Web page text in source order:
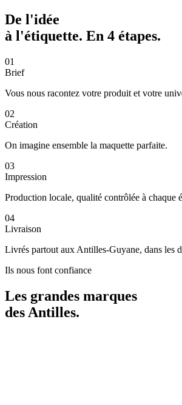
De l'idée
à l'étiquette. En 4 étapes.
01
Brief
Vous nous racontez votre produit et votre
02
Création
On imagine ensemble la maquette parfaite.
03
Impression
Production locale, qualité contrôlée à chaque
04
Livraison
Livrés partout aux Antilles-Guyane, dans les
Ils nous font confiance
Les grandes marques
des Antilles.